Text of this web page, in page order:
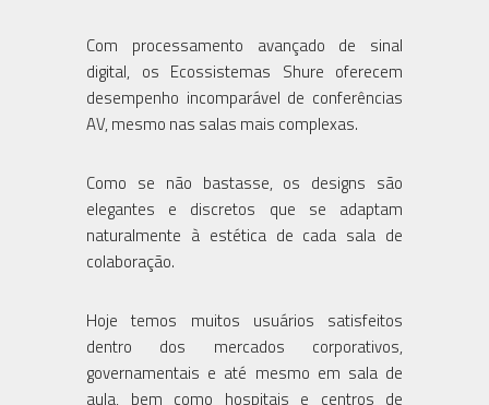
Com processamento avançado de sinal
digital, os Ecossistemas Shure oferecem
desempenho incomparável de conferências
AV, mesmo nas salas mais complexas.
Como se não bastasse, os designs são
elegantes e discretos que se adaptam
naturalmente à estética de cada sala de
colaboração.
Hoje temos muitos usuários satisfeitos
dentro dos mercados corporativos,
governamentais e até mesmo em sala de
aula, bem como hospitais e centros de